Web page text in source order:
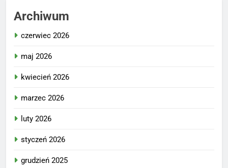
Archiwum
czerwiec 2026
maj 2026
kwiecień 2026
marzec 2026
luty 2026
styczeń 2026
grudzień 2025